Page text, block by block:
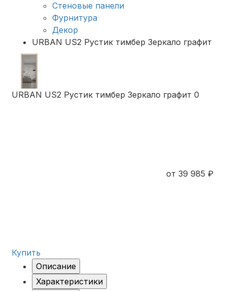
Стеновые панели
Фурнитура
Декор
URBAN US2 Рустик тимбер Зеркало графит
URBAN US2 Рустик тимбер Зеркало графит 0
от 39 985 ₽
Купить
Описание
Характеристики